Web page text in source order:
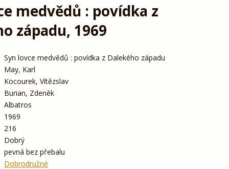
medvědů : povídka z
západu, 1969
Syn lovce medvědů : povídka z Dalekého západu
May, Karl
Kocourek, Vítězslav
Burian, Zdeněk
Albatros
1969
216
Dobrý
pevná bez přebalu
Dobrodružné